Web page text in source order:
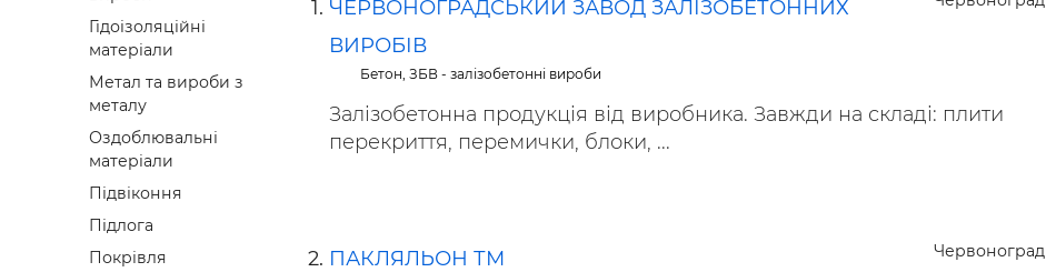
Будівельні і ремонтні послуги
Робота в будівництві —
Гідоізоляційні
матеріали
Метал та вироби з
металу
Оздоблювальні
матеріали
Підвіконня
Підлога
Покрівля
ЧЕРВОНОГРАДСЬКИЙ ЗАВОД ЗАЛІЗОБЕТОННИХ
ВИРОБІВ
Бетон, ЗБВ - залізобетонні вироби
Залізобетонна продукція від виробника. Завжди на складі: плити
перекриття, перемички, блоки, ...
Червоноград
ПАКЛЯЛЬОН ТМ